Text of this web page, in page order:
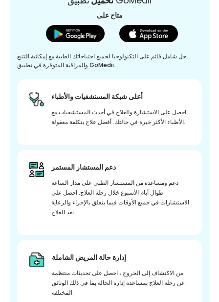
متاح على
حل شامل قائم على التكنولوجيا لجميع احتياجاتك الطبية مع إمكانية التتبع
والمراقبة المتوفرة في تطبيق GoMedii.
أعلى شبكة المستشفيات والأطباء
احصل على الاستشارة والعلاج في أحدث المستشفيات مع
الأطباء الأكثر خبرة في حالتك. أفضل علاج بتكلفة معقولة.
دعم المستشار المستمر
دعم ومساعدة من المستشار الطبي على مدار الساعة
طوال أيام الأسبوع خلال رحلة العلاج. احصل على
الاستشارات في جميع الأوقات فيما يتعلق بالإجراء والرعاية
بعد العلاج.
إدارة حالة المريض الشاملة
من الاكتشاف إلى الخروج ، احصل على تحديثات منتظمة
عن رحلة العلاج بمساعدة إدارة الحالة بما في ذلك الوثائق
المختلفة.